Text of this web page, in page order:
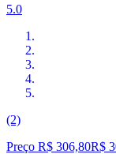
5.0
(2)
Preço R$ 306,80R$